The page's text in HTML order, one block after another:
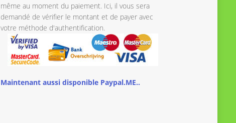
même au moment du paiement. Ici, il vous sera
demandé de vérifier le montant et de payer avec
votre méthode d'authentification.
Maintenant aussi disponible Paypal.ME..